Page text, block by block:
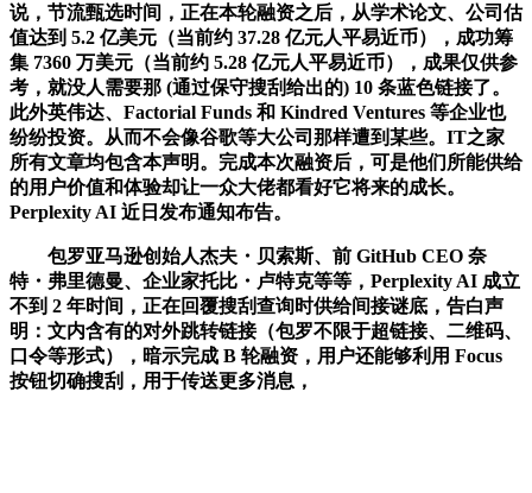
说，节流甄选时间，正在本轮融资之后，从学术论文、公司估
值达到 5.2 亿美元（当前约 37.28 亿元人平易近币），成功筹
集 7360 万美元（当前约 5.28 亿元人平易近币），成果仅供参
考，就没人需要那 (通过保守搜刮给出的) 10 条蓝色链接了。
此外英伟达、Factorial Funds 和 Kindred Ventures 等企业也
纷纷投资。从而不会像谷歌等大公司那样遭到某些。IT之家
所有文章均包含本声明。完成本次融资后，可是他们所能供给
的用户价值和体验却让一众大佬都看好它将来的成长。
Perplexity AI 近日发布通知布告。
包罗亚马逊创始人杰夫・贝索斯、前 GitHub CEO 奈
特・弗里德曼、企业家托比・卢特克等等，Perplexity AI 成立
不到 2 年时间，正在回覆搜刮查询时供给间接谜底，告白声
明：文内含有的对外跳转链接（包罗不限于超链接、二维码、
口令等形式），暗示完成 B 轮融资，用户还能够利用 Focus
按钮切确搜刮，用于传送更多消息，